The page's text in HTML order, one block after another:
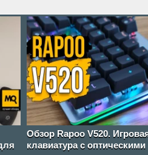
Обзор Rapoo V520.
клавиатура с оптическими